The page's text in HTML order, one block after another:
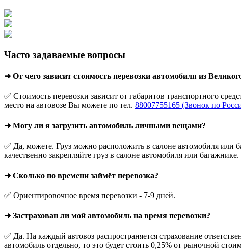
Часто задаваемые вопросы
➜ От чего зависит стоимость перевозки автомобиля из
✅ Стоимость перевозки зависит от габаритов транспортного
место на автовозе Вы можете по тел. 88007755165 (Звонок по
➜ Могу ли я загрузить автомобиль личными вещами?
✅ Да, можете. Груз можно расположить в салоне автомобиля или
качественно закрепляйте груз в салоне автомобиля или багажнике.
➜ Сколько по времени займёт перевозка?
✅ Ориентировочное время перевозки - 7-9 дней.
➜ Застрахован ли мой автомобиль на время перевозки?
✅ Да. На каждый автовоз распространяется страхование
автомобиль отдельно, то это будет стоить 0,25% от рыночной